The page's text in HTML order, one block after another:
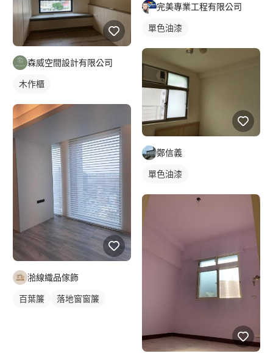
森威空間設計有限公司
木作櫃
湁線織品傢飾
百葉簾 落地窗窗簾
完美專業工程有限公司
單色油漆
鄭信義
單色油漆